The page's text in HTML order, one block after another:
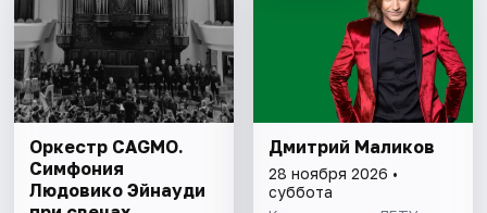
Оркестр CAGMO.
Симфония
Людовико Эйнауди
Дмитрий Маликов
28 ноября 2026 •
суббота